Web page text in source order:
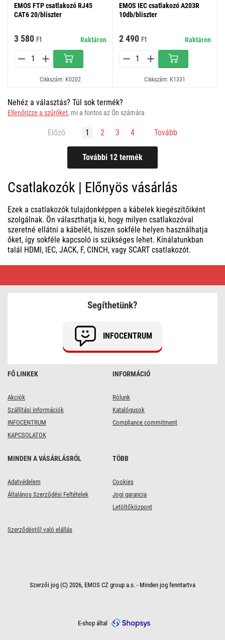
EMOS FTP csatlakozó RJ45
CAT6 20/bliszter
3 580 Ft Raktáron
Cikkszám: K0202
EMOS IEC csatlakozó A203R
10db/bliszter
2 490 Ft Raktáron
Cikkszám: K1331
Nehéz a választás? Túl sok termék?
Ellenőrizze a szűrőket, mi a fontos az Ön számára
Előző 1 2 3 4 Tovább
Csatlakozók | Előnyös vásárlás
Ezek a csatlakozók tulajdonképpen a kábelek kiegészítőiként
szolgálnak. Ön választhatja ki, hogy milyen csatlakozóval
szeretné ellátni a kábelét, hiszen sokféle helyen használhatja
őket, így sokféle kapcsoló is szükséges lehet. Kínálatunkban
talál HDMI, IEC, JACK, F, CINCH, vagy SCART csatlakozót.
FŐ LINKEK
Akciók
Szállítási információk
INFOCENTRUM
KAPCSOLATOK
INFORMÁCIÓ
Rólunk
Katalógusok
Compliance commitment
MINDEN A VÁSÁRLÁSRÓL
Adatvédelem
Általános Szerződési Feltételek
TÖBB
Cookies
Jogi garancia
Letöltőközpont
Szerződéstől való elállás
Segíthetünk?
INFOCENTRUM
Szerzői jog (C) 2026, EMOS CZ group a.s. - Minden jog fenntartva
E-shop által